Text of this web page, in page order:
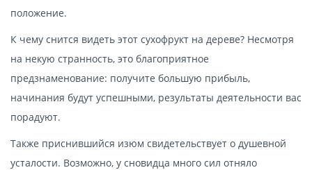
положение.
К чему снится видеть этот сухофрукт на дереве? Несмотря
на некую странность, это благоприятное
предзнаменование: получите большую прибыль,
начинания будут успешными, результаты деятельности вас
порадуют.
Также приснившийся изюм свидетельствует о душевной
усталости. Возможно, у сновидца много сил отняло